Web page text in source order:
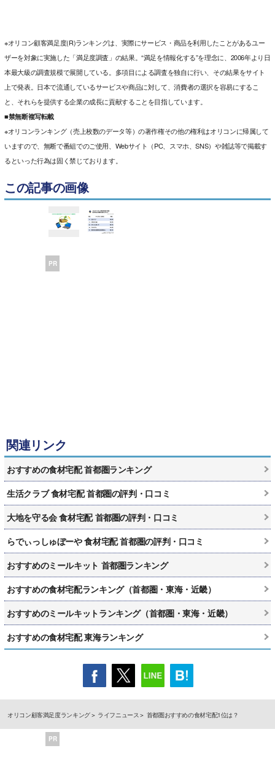
※オリコン顧客満足度(R)ランキングは、実際にサービス・商品を利用したことがあるユー
ザーを対象に実施した「満足度調査」の結果。“満足を情報化する”を理念に、2006年より日
本最大級の調査規模で展開している。多項目による調査を独自に行い、その結果をサイト
上で発表。日本で流通しているサービスや商品に対して、消費者の選択を容易にするこ
と、それらを提供する企業の成長に貢献することを目指しています。
■禁無断複写転載
※オリコンランキング（売上枚数のデータ等）の著作権その他の権利はオリコンに帰属して
いますので、無断で番組でのご使用、Webサイト（PC、スマホ、SNS）や雑誌等で掲載す
るといった行為は固く禁じております。
この記事の画像
PR
関連リンク
おすすめの食材宅配 首都圏ランキング
生活クラブ 食材宅配 首都圏の評判・口コミ
大地を守る会 食材宅配 首都圏の評判・口コミ
らでぃっしゅぼーや 食材宅配 首都圏の評判・口コミ
おすすめのミールキット 首都圏ランキング
おすすめの食材宅配ランキング（首都圏・東海・近畿）
おすすめのミールキットランキング（首都圏・東海・近畿）
おすすめの食材宅配 東海ランキング
オリコン顧客満足度ランキング ライフニュース 首都圏おすすめの食材宅配1位は？
PR